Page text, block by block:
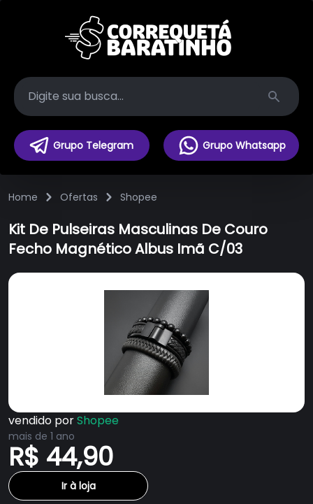
Search
Grupo Telegram Grupo Whatsapp
Home Ofertas Shopee
Kit De Pulseiras Masculinas De Couro
Fecho Magnético Albus Imã C/03
vendido porShopee
mais de 1 ano
R$ 44,90
Ir à loja